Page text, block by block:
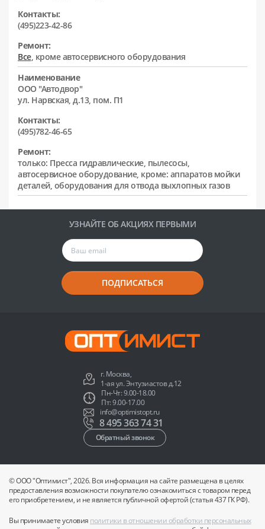
Контакты:
(495)223-42-86
Ремонт:
Все, кроме автосервисного оборудования
Наименование
ООО "Автодвор"
ул. Нарвская, д.13, пом. П1
Контакты:
(495)782-46-65
Ремонт:
только: Пресса гидравлические, пылесосы,
автосервисное оборудование, кроме: аппаратов мойки
деталей, оборудования для отвода выхлопных газов
УЗНАЙТЕ ОБ АКЦИЯХ ПЕРВЫМИ
ПОДПИСАТЬСЯ
г. Москва,
1-ая ул. Энтузиастов д.12
Пн-Чт: 9.00-18.00
Пт: 9.00-17.00
info@optimistopt.ru
8 495 363 74 31
Обратный звонок
© ООО "Оптимист", 2026. Вся информация на сайте размещена в целях
предоставления возможности покупателю ознакомиться с товаром перед
его приобретением, и не является публичной офертой (статья 437 ГК РФ).
Вы принимаете условия политики в отношении обработки персональных